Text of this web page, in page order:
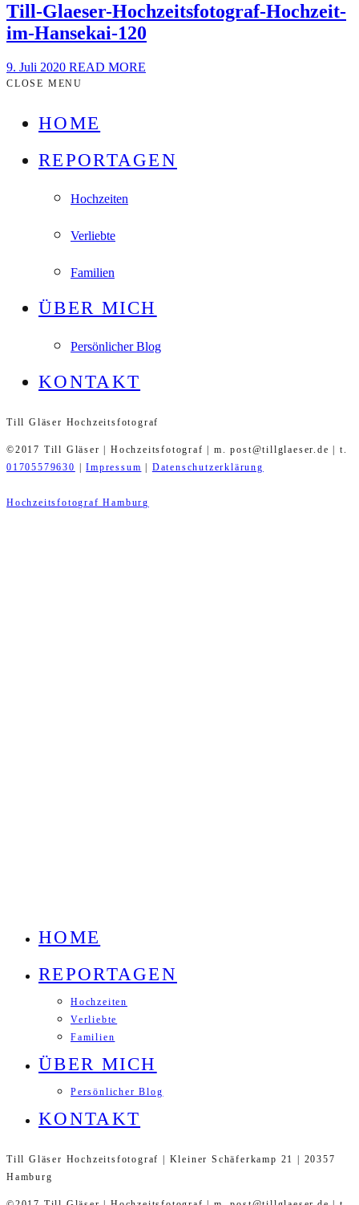
Till-Glaeser-Hochzeitsfotograf-Hochzeit-
im-Hansekai-120
9. Juli 2020 READ MORE
CLOSE MENU
HOME
REPORTAGEN
Hochzeiten
Verliebte
Familien
ÜBER MICH
Persönlicher Blog
KONTAKT
Till Gläser Hochzeitsfotograf
©2017 Till Gläser | Hochzeitsfotograf | m. post@tillglaeser.de | t.
01705579630
|Impressum Datenschutzerklärung
Hochzeitsfotograf Hamburg
HOME
REPORTAGEN
Hochzeiten
Verliebte
Familien
ÜBER MICH
Persönlicher Blog
KONTAKT
Till Gläser Hochzeitsfotograf | Kleiner Schäferkamp 21 | 20357
Hamburg